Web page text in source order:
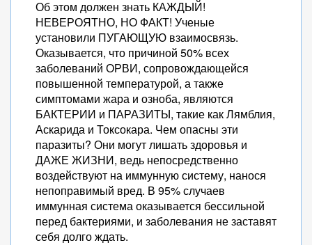
Об этом должен знать КАЖДЫЙ!
НЕВЕРОЯТНО, НО ФАКТ! Ученые
установили ПУГАЮЩУЮ взаимосвязь.
Оказывается, что причиной 50% всех
заболеваний ОРВИ, сопровождающейся
повышенной температурой, а также
симптомами жара и озноба, являются
БАКТЕРИИ и ПАРАЗИТЫ, такие как Лямблия,
Аскарида и Токсокара. Чем опасны эти
паразиты? Они могут лишать здоровья и
ДАЖЕ ЖИЗНИ, ведь непосредственно
воздействуют на иммунную систему, нанося
непоправимый вред. В 95% случаев
иммунная система оказывается бессильной
перед бактериями, и заболевания не заставят
себя долго ждать.